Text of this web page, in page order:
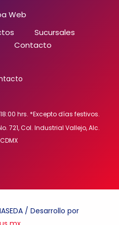
Web
Sucursales
Contacto
hrs. *Excepto días festivos.
721, Col. Industrial Vallejo, Alc.
/ Desarrollo por